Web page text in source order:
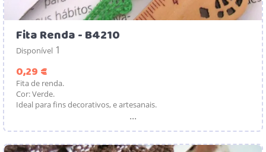
Fita Renda - B4210
Disponível 1
0,29 €
Fita de renda.
Cor: Verde.
Ideal para fins decorativos, e artesanais.
...